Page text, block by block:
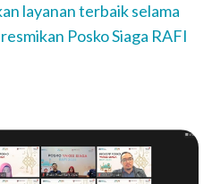
layanan terbaik selama
Posko Siaga RAFI